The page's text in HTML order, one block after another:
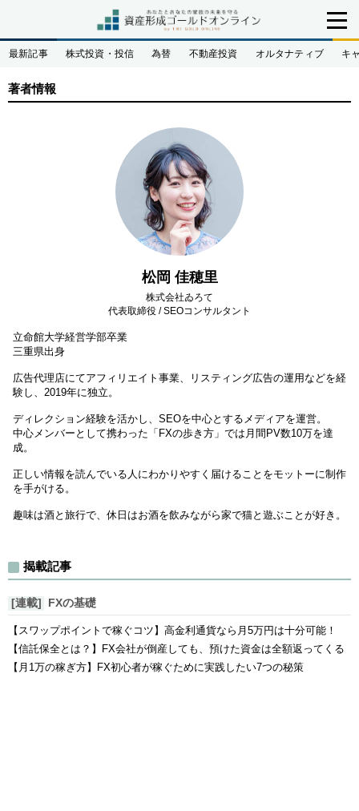
最新記事 株式投資・投信 為替 不動産投資 オルタナティブ キ
著者情報
松岡 佳穂里
株式会社ゐろて
代表取締役 / SEOコンサルタント
立命館大学経営学部卒業
三重県出身
広告代理店にてアフィリエイト事業、リスティング広告の運用などを経
験し、2019年に独立。
ディレクション経験を活かし、SEOを中心とするメディアを運営。
中心メンバーとして携わった「FXの歩き方」では月間PV数10万を達
成。
正しい情報を読んでいる人にわかりやすく届けることをモットーに制作
を手がける。
趣味は酒と旅行で、休日はお酒を飲みながら家で猫と遊ぶことが好き。
揭載記事
[連載] FXの基礎
【スワップポイントで稼ぐコツ】高金利通貨なら月5万円は十分可能！
【信託保全とは？】FX会社が倒産しても、預けた資金は全額返ってくる
【月1万の稼ぎ方】FX初心者が稼ぐために実践したい7つの秘策